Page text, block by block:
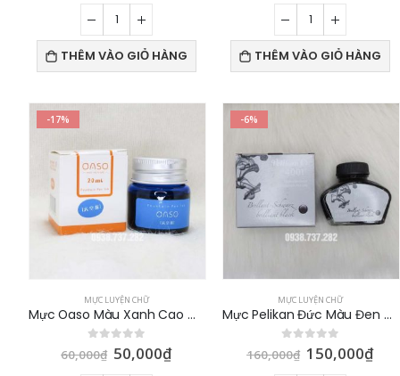
THÊM VÀO GIỎ HÀNG THÊM VÀO GIỎ HÀNG
-17%
MỰC LUYỆN CHỮ
Mực Oaso Màu Xanh Cao Cấp Nội Địa Trung Quốc 20ml
out of 5
60,000₫ 50,000₫
-6%
MỰC LUYỆN CHỮ
Mực Pelikan Đức Màu Đen Chính Hãng 62ml
out of 5
160,000₫ 150,000₫